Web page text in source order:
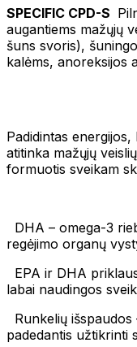
SPECIFIC CPD-S
augantiems mažųjų
šuns svoris),
kalėms, anoreksijos
Padidintas
atitinka mažųjų
formuotis sveikam
DHA – omega-3
regėjimo organų
EPA ir DHA
labai naudingos
Runkelių
padedantis užtikrinti